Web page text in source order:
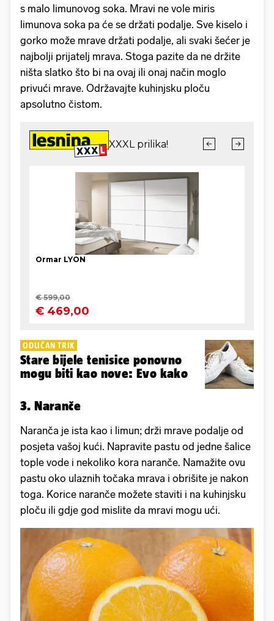
s malo limunovog soka. Mravi ne vole miris
limunova soka pa će se držati podalje. Sve kiselo i
gorko može mrave držati podalje, ali svaki šećer je
najbolji prijatelj mrava. Stoga pazite da ne držite
ništa slatko što bi na ovaj ili onaj način moglo
privući mrave. Održavajte kuhinjsku ploču
apsolutno čistom.
ODLIČAN TRIK
Stare bijele tenisice ponovno
mogu biti kao nove: Evo kako
3. Naranče
Naranča je ista kao i limun; drži mrave podalje od
posjeta vašoj kući. Napravite pastu od jedne šalice
tople vode i nekoliko kora naranče. Namažite ovu
pastu oko ulaznih točaka mrava i obrišite je nakon
toga. Korice naranče možete staviti i na kuhinjsku
ploču ili gdje god mislite da mravi mogu ući.